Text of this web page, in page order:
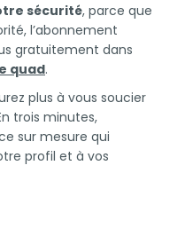
sécurité, parce que
l’abonnement
gratuitement dans
quad.
plus à vous soucier
trois minutes,
sur mesure qui
profil et à vos